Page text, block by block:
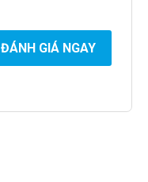
ĐÁNH GIÁ NGAY